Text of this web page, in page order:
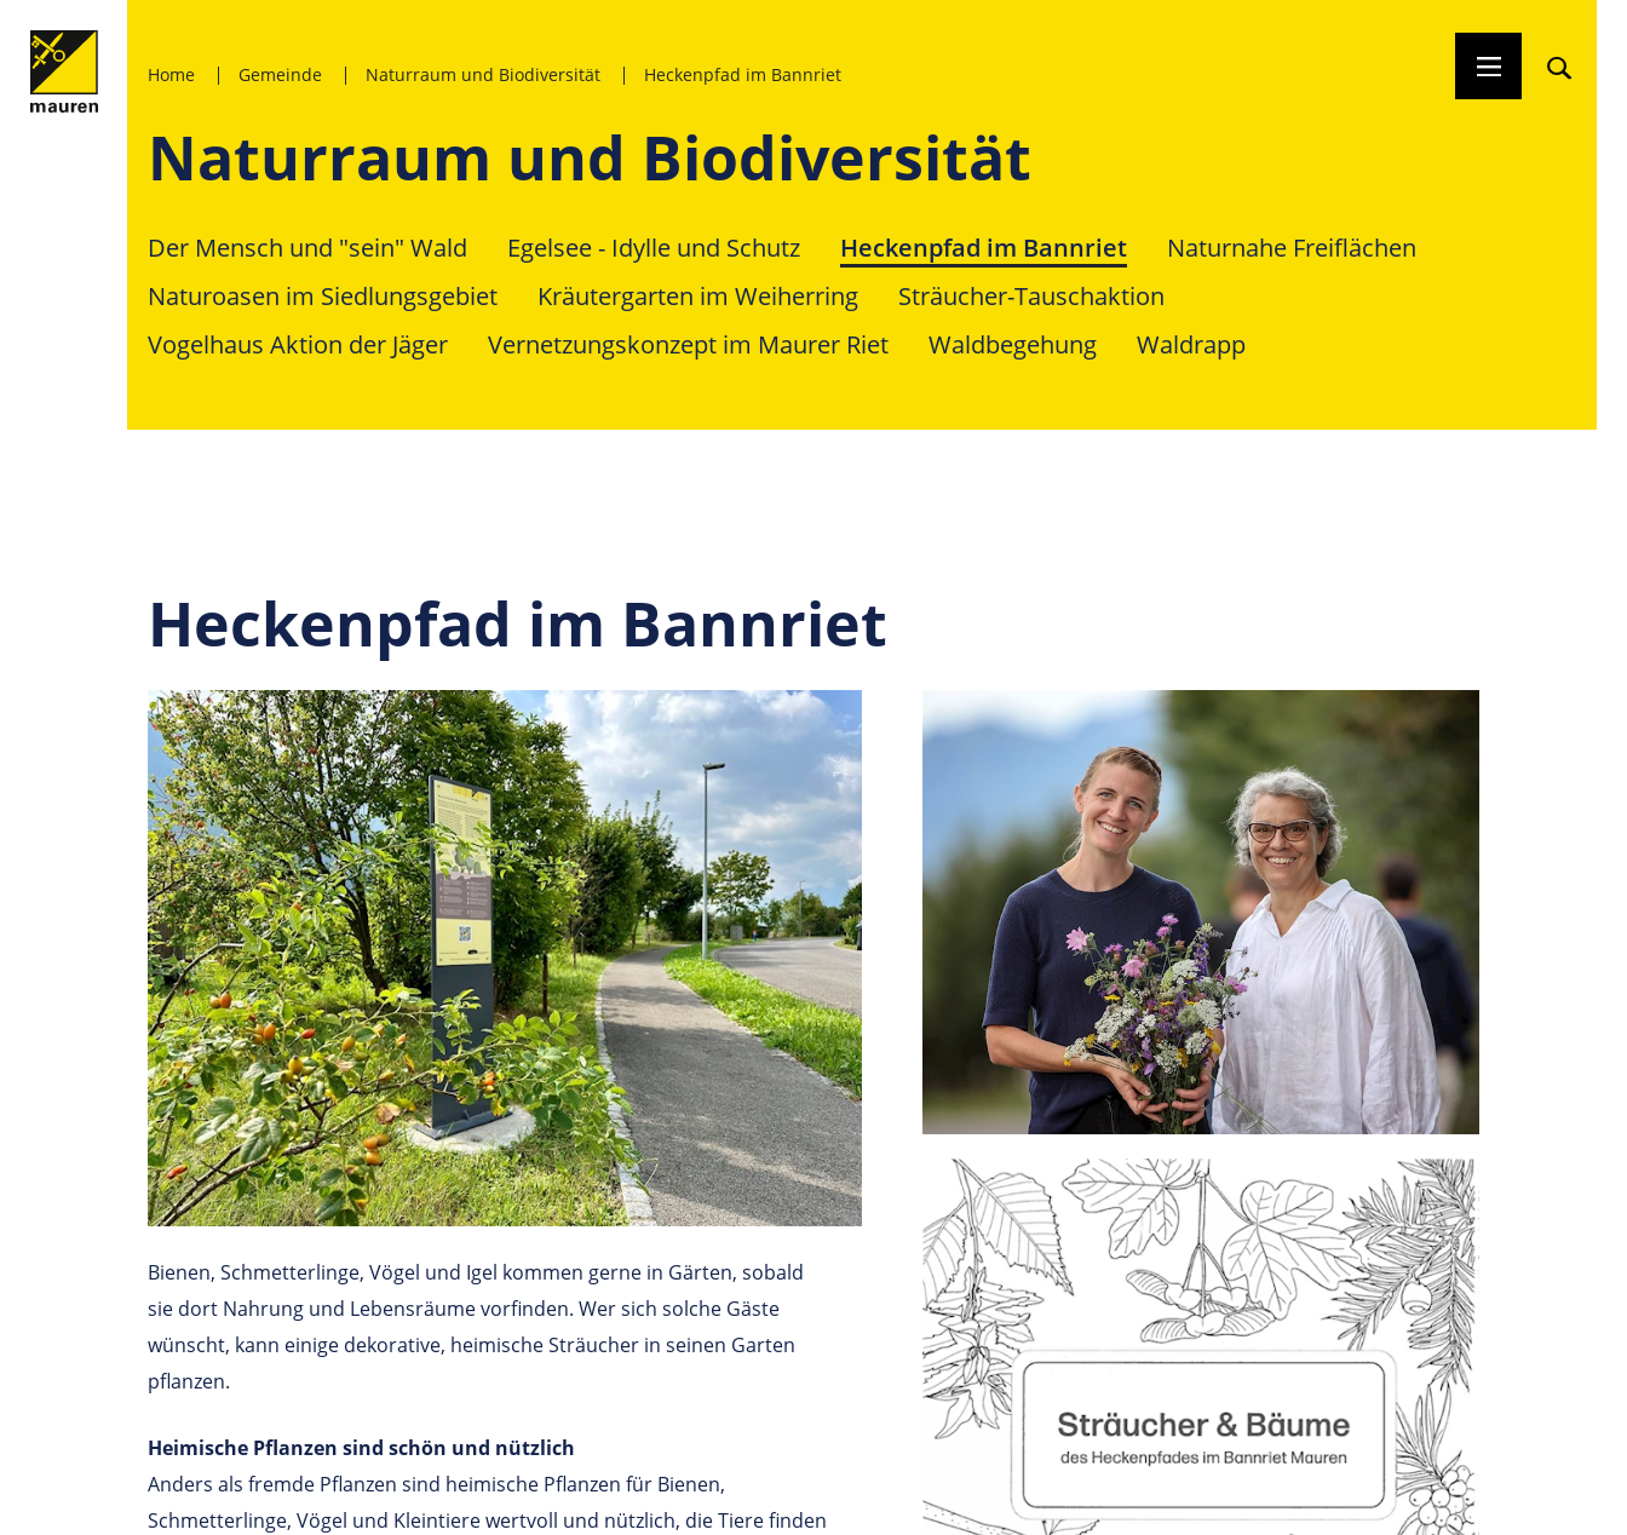
Home Gemeinde Naturraum und Biodiversität Heckenpfad im Bannriet
Naturraum und Biodiversität
Der Mensch und "sein" Wald Egelsee - Idylle und Schutz Heckenpfad im Bannriet
Naturnahe Freiflächen
Naturoasen im Siedlungsgebiet
Kräutergarten im Weiherring
Sträucher-Tauschaktion
Vogelhaus Aktion der Jäger
Vernetzungskonzept im Maurer Riet Waldbegehung Waldrapp
Heckenpfad im Bannriet
Bienen, Schmetterlinge, Vögel und Igel kommen gerne in Gärten, sobald
sie dort Nahrung und Lebensräume vorfinden. Wer sich solche Gäste
wünscht, kann einige dekorative, heimische Sträucher in seinen Garten
pflanzen.
Heimische Pflanzen sind schön und nützlich
Anders als fremde Pflanzen sind heimische Pflanzen für Bienen,
Schmetterlinge, Vögel und Kleintiere wertvoll und nützlich, die Tiere finden